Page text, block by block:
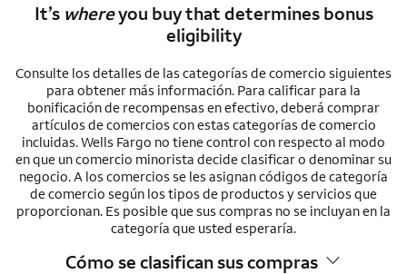
It’s whereyou buy that determines bonus
eligibility
Consulte los detalles de las categorías de comercio siguientes
para obtener más información. Para calificar para la
bonificación de recompensas en efectivo, deberá comprar
artículos de comercios con estas categorías de comercio
incluidas. Wells Fargo no tiene control con respecto al modo
en que un comercio minorista decide clasificar o denominar su
negocio. A los comercios se les asignan códigos de categoría
de comercio según los tipos de productos y servicios que
proporcionan. Es posible que sus compras no se incluyan en la
categoría que usted esperaría.
Cómo se clasifican sus compras